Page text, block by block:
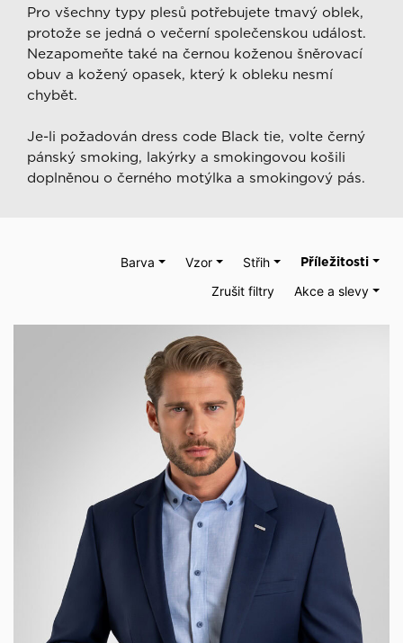
Pro všechny typy plesů potřebujete tmavý oblek,
protože se jedná o večerní společenskou událost.
Nezapomeňte také na černou koženou šněrovací
obuv a kožený opasek, který k obleku nesmí
chybět.
Je-li požadován dress code Black tie, volte černý
pánský smoking, lakýrky a smokingovou košili
doplněnou o černého motýlka a smokingový pás.
Příležitosti
Střih
Vzor
Barva
Akce a slevy
Zrušit filtry